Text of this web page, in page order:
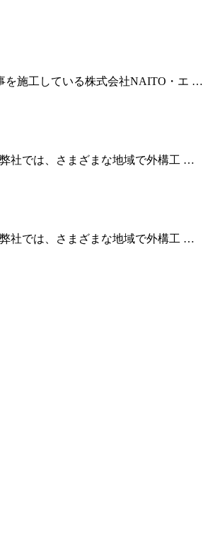
を施工している株式会社NAITO・エ …
社では、さまざまな地域で外構工 …
社では、さまざまな地域で外構工 …